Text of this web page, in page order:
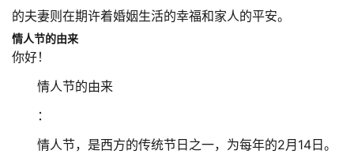
的夫妻则在期许着婚姻生活的幸福和家人的平安。
情人节的由来
你好！
情人节的由来
：
情人节，是西方的传统节日之一，为每年的2月14日。